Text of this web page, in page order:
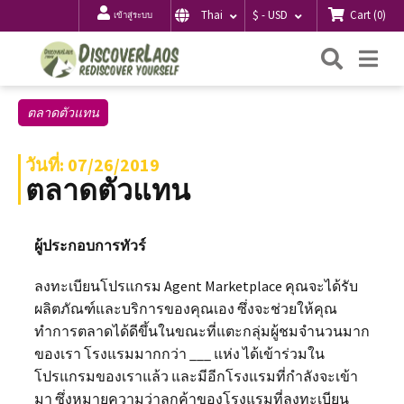
เข้าสู่ระบบ Thai $ - USD Cart(0)
ค้นหา
ตลาดตัวแทน
วันที่: 07/26/2019
ตลาดตัวแทน
ผู้ประกอบการทัวร์
ลงทะเบียนโปรแกรม Agent Marketplace คุณจะได้รับ
ผลิตภัณฑ์และบริการของคุณเอง ซึ่งจะช่วยให้คุณ
ทำการตลาดได้ดีขึ้นในขณะที่แตะกลุ่มผู้ชมจำนวนมาก
ของเรา โรงแรมมากกว่า ___ แห่ง ได้เข้าร่วมใน
โปรแกรมของเราแล้ว และมีอีกโรงแรมที่กำลังจะเข้า
มา ซึ่งหมายความว่าลูกค้าของโรงแรมที่ลงทะเบียน